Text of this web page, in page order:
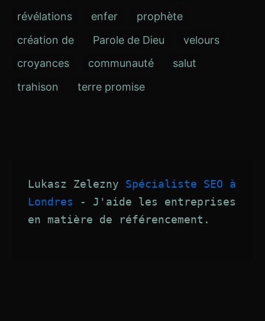
révélations
enfer
prophète
création de
Parole de Dieu
velours
croyances
communauté
salut
trahison
terre promise
Lukasz Zelezny Spécialiste SEO à
Londres - J'aide les entreprises
en matière de référencement.